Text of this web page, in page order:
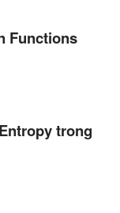
Functions
trong